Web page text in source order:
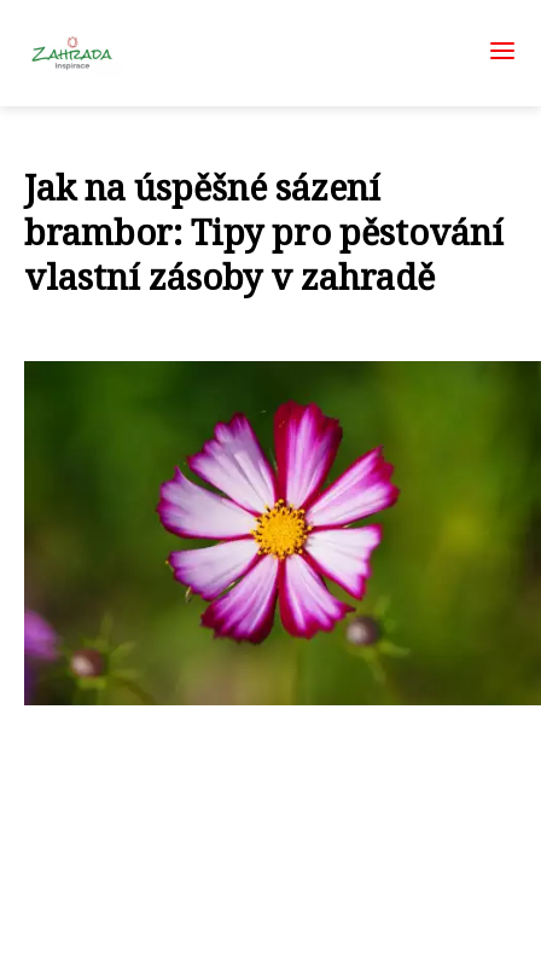
Jak na úspěšné sázení
brambor: Tipy pro pěstování
vlastní zásoby v zahradě